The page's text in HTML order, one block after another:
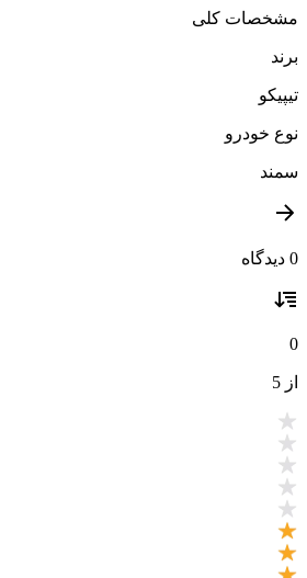
مشخصات کلی
برند
تیپیکو
نوع خودرو
سمند
0 دیدگاه
0
از 5